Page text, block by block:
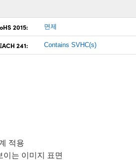
2015: 면제
241: Contains SVHC(s)
적용
는 이미지 표면